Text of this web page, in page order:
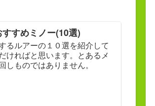
すめミノー(10選)
るルアーの１０選を紹介して
ければと思います。とあるメ
ものではありません。